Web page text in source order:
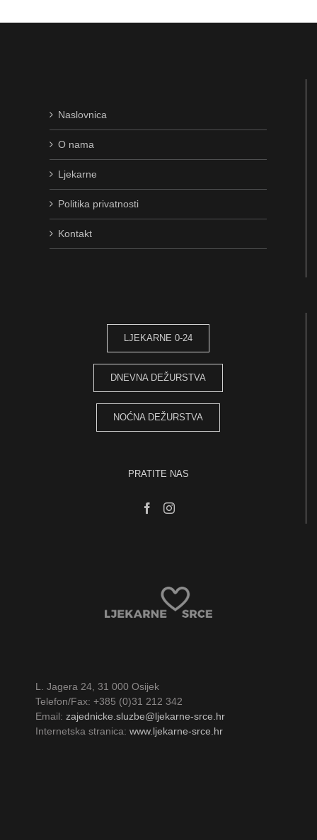
Naslovnica
O nama
Ljekarne
Politika privatnosti
Kontakt
LJEKARNE 0-24
DNEVNA DEŽURSTVA
NOĆNA DEŽURSTVA
PRATITE NAS
L. Jagera 24, 31 000 Osijek
Telefon/Fax: +385 (0)31 212 342
Email: zajednicke.sluzbe@ljekarne-srce.hr
Internetska stranica: www.ljekarne-srce.hr